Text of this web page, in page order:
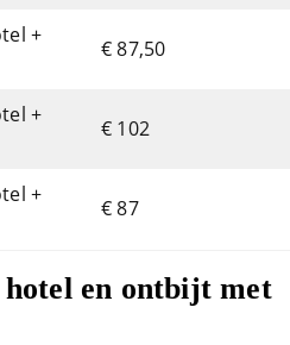
+
€ 87,50
+
€ 102
+
€ 87
en ontbijt met